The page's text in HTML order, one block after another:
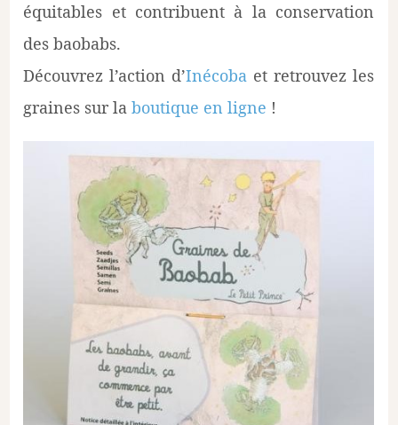
équitables et contribuent à la conservation
des baobabs.
Découvrez l’action d’Inécoba et retrouvez les
graines sur laboutique en ligne !